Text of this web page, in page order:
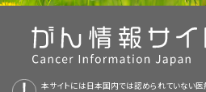
本サイトには日本国内では認められていない医